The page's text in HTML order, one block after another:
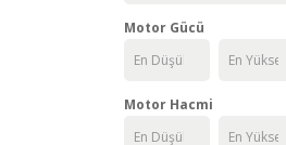
Motor Gücü
Motor Hacmi